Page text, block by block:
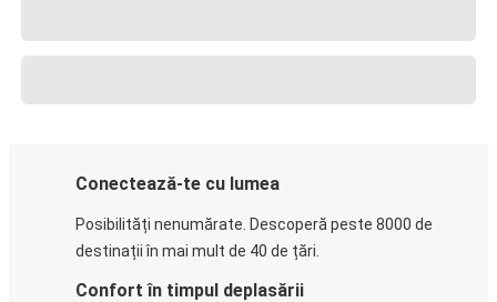
Conectează-te cu lumea
Posibilități nenumărate. Descoperă peste 8000 de
destinații în mai mult de 40 de țări.
Confort în timpul deplasării